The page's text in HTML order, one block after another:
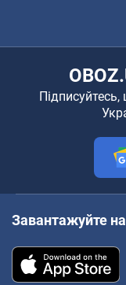
Підписуйтесь,
Завантажуйте